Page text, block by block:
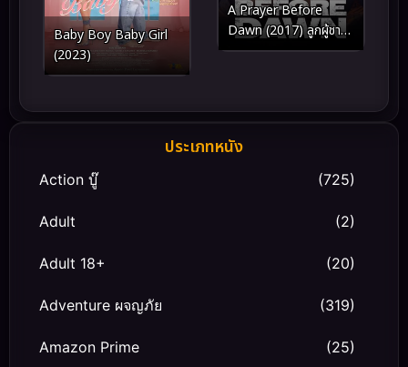
Baby Boy Baby Girl
(2023)
A Prayer Before
Dawn (2017) ลูกผู้ชาย
สังเวียนเดือด
ประเภทหนัง
Action บู๊ (725)
Adult (2)
Adult 18+ (20)
Adventure ผจญภัย (319)
Amazon Prime (25)